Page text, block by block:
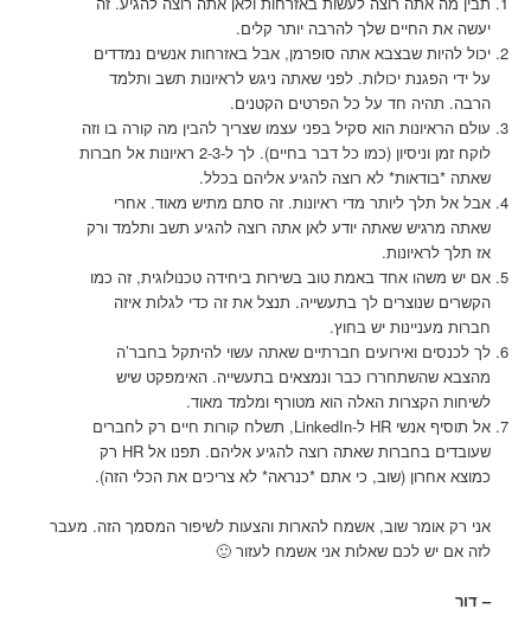
יעשה את החיים שלך להרבה יותר קלים.
יכול להיות שבצבא אתה סופרמן, אבל באזרחות אנשים נמדדים
על ידי הפגנת יכולות. לפני שאתה ניגש לראיונות תשב ותלמד
הרבה. תהיה חד על כל הפרטים הקטנים.
עולם הראיונות הוא סקיל בפני עצמו שצריך להבין מה קורה בו וזה
לוקח זמן וניסיון (כמו כל דבר בחיים). לך ל-2-3 ראיונות אל חברות
שאתה *בודאות* לא רוצה להגיע אליהם בכלל.
אבל אל תלך ליותר מדי ראיונות. זה סתם מתיש מאוד. אחרי
שאתה מרגיש שאתה יודע לאן אתה רוצה להגיע תשב ותלמד ורק
אז תלך לראיונות.
אם יש משהו אחד באמת טוב בשירות ביחידה טכנולוגית, זה כמו
הקשרים שנוצרים לך בתעשייה. תנצל את זה כדי לגלות איזה
חברות מעניינות יש בחוץ.
לך לכנסים ואירועים חברתיים שאתה עשוי להיתקל בחבר’ה
מהצבא שהשתחררו כבר ונמצאים בתעשייה. האימפקט שיש
לשיחות הקצרות האלה הוא מטורף ומלמד מאוד.
אל תוסיף אנשי HR ל-LinkedIn, תשלח קורות חיים רק לחברים
שעובדים בחברות שאתה רוצה להגיע אליהם. תפנו אל HR רק
כמוצא אחרון (שוב, כי אתם *כנראה* לא צריכים את הכלי הזה).
אני רק אומר שוב, אשמח להארות והצעות לשיפור המסמך הזה. מעבר
לזה אם יש לכם שאלות אני אשמח לעזור 🙂
– דור